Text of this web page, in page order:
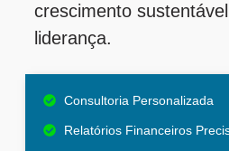
crescimento
liderança.
Consultoria Personalizada
Relatórios Financeiros